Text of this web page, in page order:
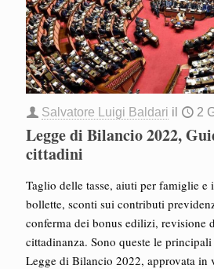
Salvatore Luigi Baldari il 2
Legge di Bilancio 2022,
cittadini
Taglio delle tasse, aiuti per famiglie e
bollette, sconti sui contributi
conferma dei bonus edilizi, revisione
cittadinanza. Sono queste le
Legge di Bilancio 2022, approvata in